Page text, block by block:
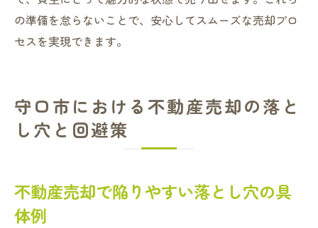
の準備を怠らないことで、安心してスムーズな売却プロ
セスを実現できます。
守口市における不動産売却の落と
し穴と回避策
不動産売却で陥りやすい落とし穴の具
体例